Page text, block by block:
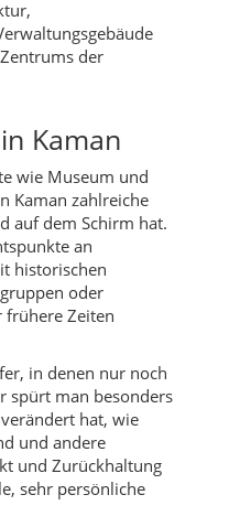
der
Kaman
wie Museum und
Kaman zahlreiche
auf dem Schirm hat.
an
historischen
oder
frühere Zeiten
in denen nur noch
spürt man besonders
hat, wie
und andere
und Zurückhaltung
sehr persönliche